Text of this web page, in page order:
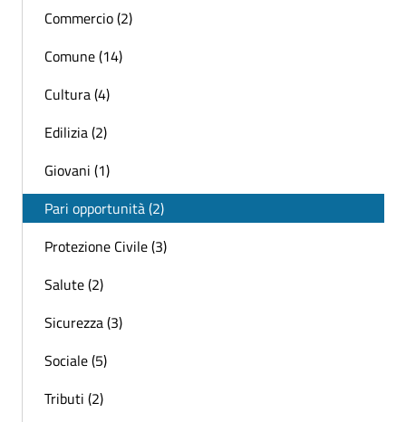
Commercio (2)
Comune (14)
Cultura (4)
Edilizia (2)
Giovani (1)
Pari opportunità (2)
Protezione Civile (3)
Salute (2)
Sicurezza (3)
Sociale (5)
Tributi (2)